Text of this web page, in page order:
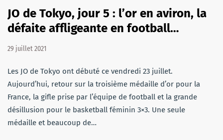
JO de Tokyo, jour 5 : l’or en aviron, la
défaite affligeante en football…
29 juillet 2021
Les JO de Tokyo ont débuté ce vendredi 23 juillet.
Aujourd’hui, retour sur la troisième médaille d’or pour la
France, la gifle prise par l’équipe de football et la grande
désillusion pour le basketball féminin 3×3. Une seule
médaille et beaucoup de…